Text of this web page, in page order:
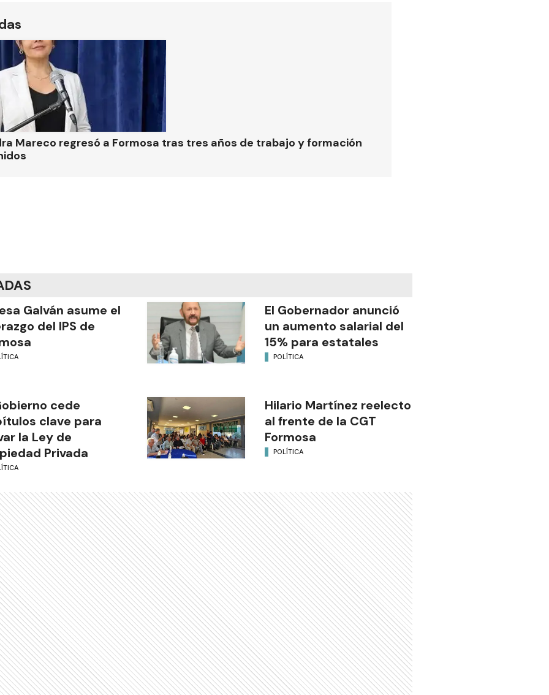
Mareco regresó a Formosa tras tres años de trabajo y formación
Galván asume el
del IPS de
El Gobernador anunció
un aumento salarial del
15% para estatales
POLÍTICA
cede
clave para
la Ley de
Privada
Hilario Martínez reelecto
al frente de la CGT
Formosa
POLÍTICA